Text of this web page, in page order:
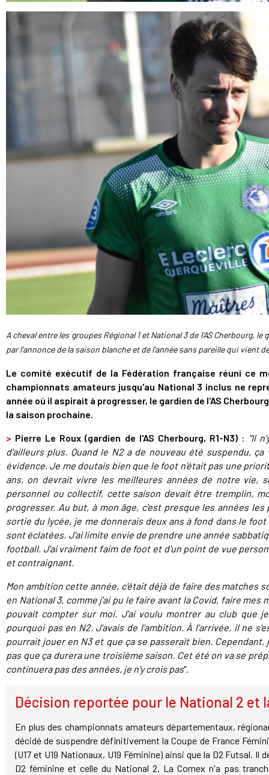
A cheval entre les groupes Régional 1 et National 3 de l'AS Cherbourg,
par l'annonce de la saison blanche et de l'année sans pareille qui vient
Le comité exécutif de la Fédération française réuni ce
championnats amateurs jusqu'au National 3 inclus ne
année où il aspirait à progresser, le gardien de l'AS
la saison prochaine.
> Pierre Le Roux (gardien de l'AS Cherbourg, R1-N3): "Il
d'ailleurs plus. Quand le N2 a de nouveau été suspendu,
évidence. Je me doutais bien que le foot n'était pas une
ans, on devrait vivre les meilleures années de notre vie,
personnel ou collectif, cette saison devait être tremplin,
progresser. Au but, à mon âge, c'est presque les années
sortie du lycée, je me donnerais deux ans à fond dans le
sont éclatées. J'ai limite envie de prendre une année
football. J'ai vraiment faim de foot et d'un point de vue
et contraignant.
Mon ambition cette année, c'était déjà de faire des matches
en National 3, comme j'ai pu le faire avant la Covid, faire mes
pouvait compter sur moi. J'ai voulu montrer au club que
pourquoi pas en N2. J'avais de l'ambition. À l'arrivée, il ne
pourrait jouer en N3 et que ça se passerait bien.
pas que ça durera une troisième saison. Cet été on va se
continuera pas des années, je n'y crois pas".
Décision reportée pour le National 2 et
En plus des championnats amateurs départementaux,
décidé de suspendre définitivement la Coupe de France
(U17 et U19 Nationaux, U19 Féminine) ainsi que la D2 Futsal.
D2 féminine et celle du National 2. La Comex n'a pas